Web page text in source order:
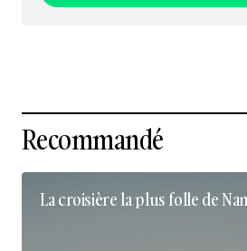
Recommandé
La croisière la plus folle de